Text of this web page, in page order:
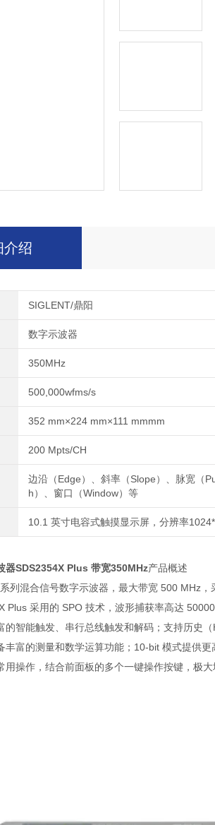
介绍
SIGLENT/鼎阳
数字示波器
350MHz
500,000wfms/s
352 mm×224 mm×111 mmmm
200 Mpts/CH
边沿（Edge）、斜率（Slope）、脉宽（
h）、窗口（Window）等
10.1 英寸电容式触摸显示屏，分辨率
器SDS2354X Plus 带宽350MHz产品概述
列混合信号数字示波器，最大带宽 500 MHz
Plus 采用的 SPO 技术，波形捕获率高达
的智能触发、串行总线触发和解码；支持历史
丰富的测量和数学运算功能；10-bit 模式提供
用操作，结合前面板的多个一键操作按键，极